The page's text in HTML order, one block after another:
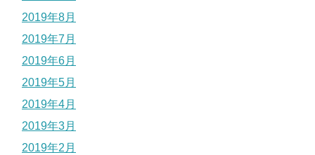
2019年8月
2019年7月
2019年6月
2019年5月
2019年4月
2019年3月
2019年2月